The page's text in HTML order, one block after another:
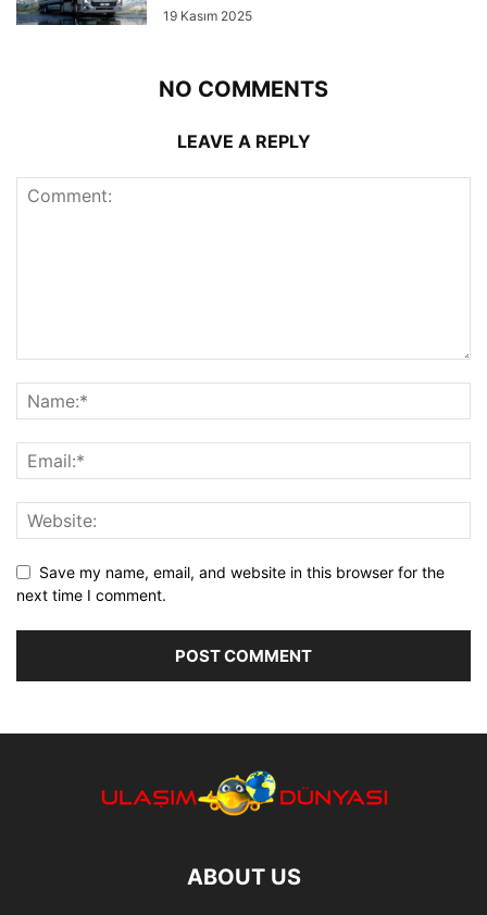
19 Kasım 2025
NO COMMENTS
LEAVE A REPLY
Save my name, email, and website in this browser for the
next time I comment.
ABOUT US